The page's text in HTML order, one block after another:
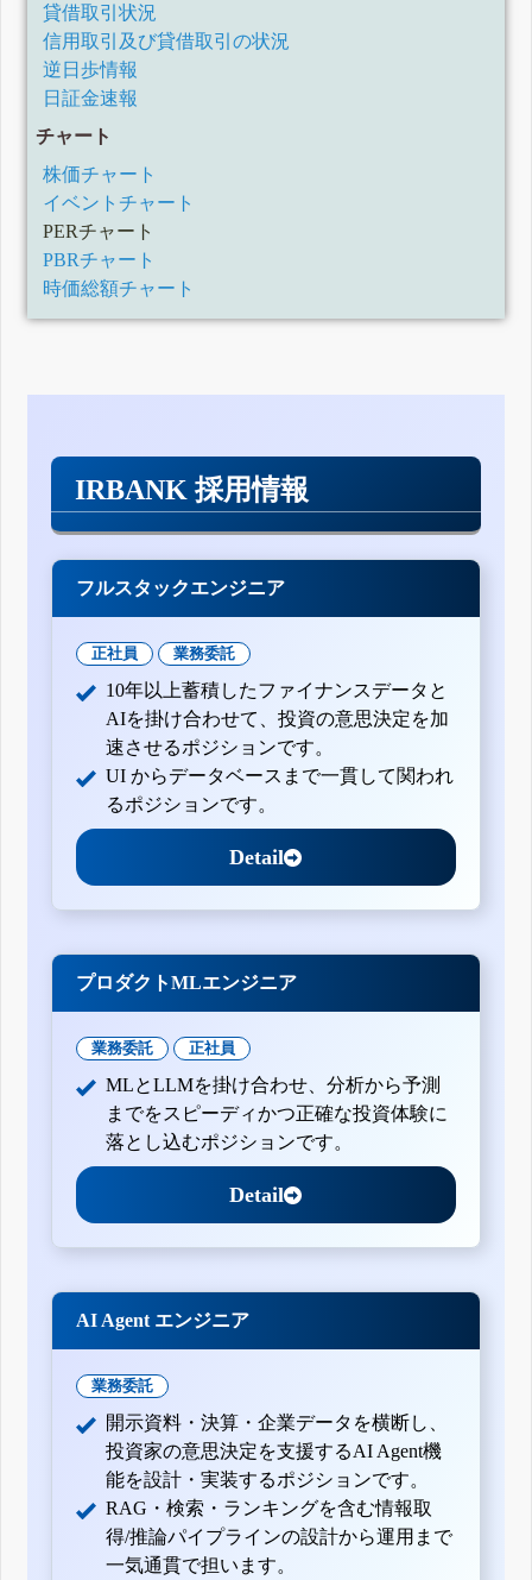
貸借取引状況
信用取引及び貸借取引の状況
逆日歩情報
日証金速報
チャート
株価チャート
イベントチャート
PERチャート
PBRチャート
時価総額チャート
IRBANK 採用情報
フルスタックエンジニア
正社員 業務委託
10年以上蓄積したファイナンスデータと
AIを掛け合わせて、投資の意思決定を加
速させるポジションです。
UI からデータベースまで一貫して関われ
るポジションです。
Detail
プロダクトMLエンジニア
業務委託 正社員
MLとLLMを掛け合わせ、分析から予測
までをスピーディかつ正確な投資体験に
落とし込むポジションです。
Detail
AI Agent エンジニア
業務委託
開示資料・決算・企業データを横断し、
投資家の意思決定を支援するAI Agent機
能を設計・実装するポジションです。
RAG・検索・ランキングを含む情報取
得/推論パイプラインの設計から運用まで
一気通貫で担います。